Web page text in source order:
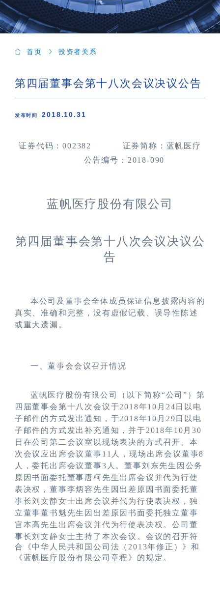
首页 投资者关系
第四届董事会第十八次会议决议公告
发布时间 2018.10.31
证券代码：002382
证券简称：蓝帆医疗
公告编号： 2018-090
蓝帆医疗股份有限公司
第四届董事会第十 八 次会议决议公
告
本公司及董事会全体成员保证信息披露内容的
真实、准确和完整，没有虚假记载、误导性陈述
或重大遗漏。
一、董事会会议召开情况
蓝帆医疗股份有限公司（以下简称“公司” ）第
四届董事会第十八次会议于2018年10 月 24 日以电
子邮件的方式发出通知， 于2018年10 月 29 日以电
子邮件的方式发出补充通知 ，并于2018年10 月30
日在公司第 二 会议室以现场表决的方式召开。本
次会议 应出席会议董事11 人，现场出席会议董事8
人，委托出席会议董事3 人。董事刘东先生因公务
原因书面委托董事唐柯先生出席会议并代为行使
表决权，董事李炳容先生因出差原因书面委托董
事长刘文静女士出席会议并代为行使表决权，独
立董事董书魁先生因出差原因书面委托独立董事
宫本高先生出席会议并代为行使表决权 。公司董
事长刘文静女士主持了本次会议。 会议的召开符
合《中华人民共和国公司法（ 2013年修正）》和
《蓝帆医疗股份有限公司章程》的规定 。